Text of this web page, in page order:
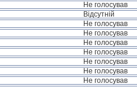
Не голосував
Відсутній
Не голосував
Не голосував
Не голосував
Не голосував
Не голосував
Не голосував
Не голосував